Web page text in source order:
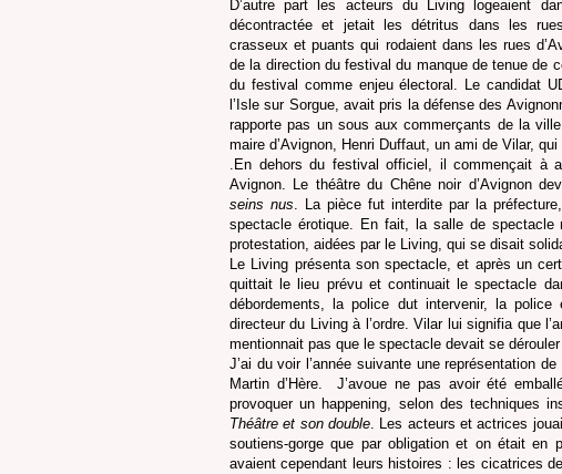
D’autre part les acteurs du Living logeaient
décontractée et jetait les détritus dans les
crasseux et puants qui rodaient dans les rues
de la direction du festival du manque de tenue de
du festival comme enjeu électoral. Le candidat
l’Isle sur Sorgue, avait pris la défense des
rapporte pas un sous aux commerçants de la
maire d’Avignon, Henri Duffaut, un ami de Vilar,
.En dehors du festival officiel, il commençait à
Avignon. Le théâtre du Chêne noir d’Avignon
seins nus. La pièce fut interdite par la
spectacle érotique. En fait, la salle de spectacle
protestation, aidées par le Living, qui se disait
Le Living présenta son spectacle, et après un
quittait le lieu prévu et continuait le spectacle
débordements, la police dut intervenir, la
directeur du Living à l’ordre. Vilar lui signifia que
mentionnait pas que le spectacle devait se
J’ai du voir l’année suivante une représentation de
Martin d’Hère.
J’avoue ne pas avoir été
provoquer un happening, selon des techniques
Théâtre et son double. Les acteurs et actrices
soutiens-gorge que par obligation et on était en
avaient cependant leurs histoires : les cicatrices